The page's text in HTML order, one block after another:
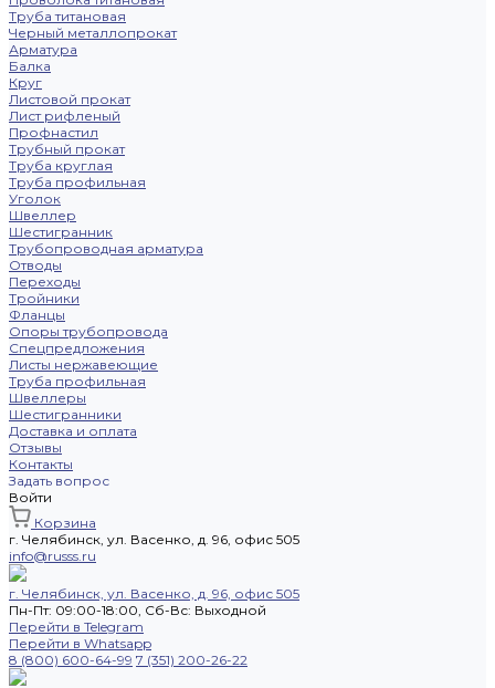
Труба титановая
Черный металлопрокат
Арматура
Балка
Круг
Листовой прокат
Лист рифленый
Профнастил
Трубный прокат
Труба круглая
Труба профильная
Уголок
Швеллер
Шестигранник
Трубопроводная арматура
Отводы
Переходы
Тройники
Фланцы
Опоры трубопровода
Спецпредложения
Листы нержавеющие
Труба профильная
Швеллеры
Шестигранники
Доставка и оплата
Отзывы
Контакты
Задать вопрос
Войти
Корзина
г. Челябинск, ул. Васенко, д. 96, офис 505
info@russs.ru
г. Челябинск, ул. Васенко, д. 96, офис 505
Пн-Пт: 09:00-18:00, Cб-Вс: Выходной
Перейти в Telegram
Перейти в Whatsapp
8 (800) 600-64-99 7 (351) 200-26-22